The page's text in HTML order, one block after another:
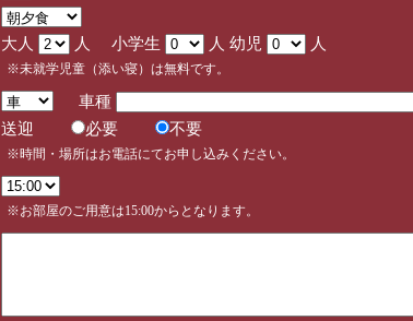
大人 人 小学生 人 幼児 人
※未就学児童（添い寝）は無料です。
車種
送迎
必要 不要
※時間・場所はお電話にてお申し込みください。
※お部屋のご用意は15:00からとなります。